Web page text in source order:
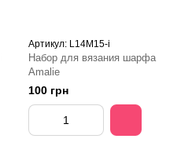
Артикул: L14M15-i
Набор для вязания шарфа
Amalie
100 грн